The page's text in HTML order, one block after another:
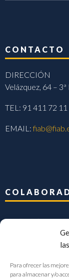
Para ofrecer las
para almacenar y/o
CONTACTO
DIRECCIÓN
Velázquez, 64 –
TEL: 91 411 72 11
EMAIL: